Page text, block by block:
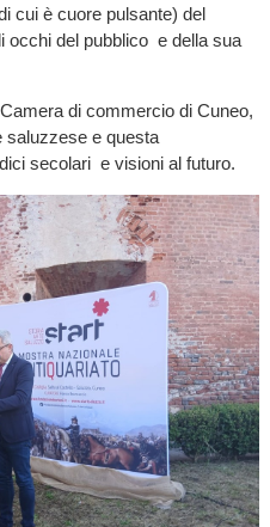
cui è cuore pulsante) del
occhi del pubblico e della sua
di commercio di Cuneo,
saluzzese e questa
secolari e visioni al futuro.